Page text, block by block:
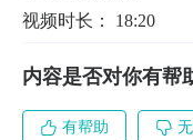
视频时长： 18:20
内容是否对你有帮
有帮助